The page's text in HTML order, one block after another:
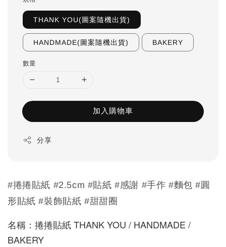
THANK YOU(圖案隨機出貨)
HANDMADE(圖案隨機出貨) BAKERY
數量
加入購物車
分享
#捲捲貼紙 #2.5cm #貼紙 #感謝 #手作 #麵包 #圓
形貼紙 #裝飾貼紙 #甜甜圈
名稱：捲捲貼紙 THANK YOU / HANDMADE /
BAKERY